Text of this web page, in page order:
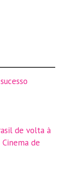
de volta à
de